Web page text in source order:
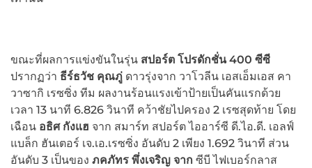
ขณะที่ผลการแข่งขันในรุ่น สปอร์ต โปรดักชั่น 400 ซีซี
ปรากฏว่า ธีร์ธวัช คุณภู่ ดาวรุ่งจาก วาโวลีน เอสเอ็มเอส คา
วาซากิ เรซซิ่ง ทีม ผลงานร้อนแรงเข้าป้ายเป็นคันแรกด้วย
เวลา 13 นาที 6.826 วินาที คว้าชัยไปครอง 2 เรซสุดท้าย โดย
เฉือน อธิศ กังแฮ จาก สมาร์ท สปอร์ต ไออาร์ซี ดี.ไอ.ดี. เอลฟ์
แบล็ก ฮันเตอร์ เจ.เอ.เรซซิ่ง อันดับ 2 เพียง 1.692 วินาที ส่วน
อันดับ 3 เป็นของ ภคภัทร พึ่งเจริญ จาก ซีบี ไฟเบอร์กลาส